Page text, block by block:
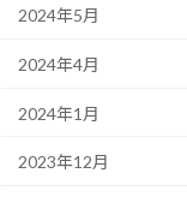
2024年5月
2024年4月
2024年1月
2023年12月